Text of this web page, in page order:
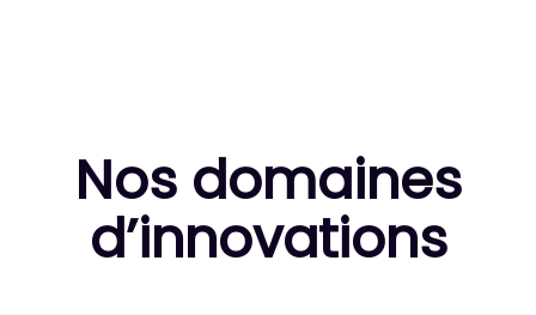
Nos domaines
d’innovations